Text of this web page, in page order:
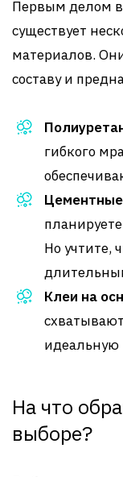
Первым делом
существует
материалов.
составу и
гибкого
Но учтите,
Клеи на
идеальную
На что
выборе?